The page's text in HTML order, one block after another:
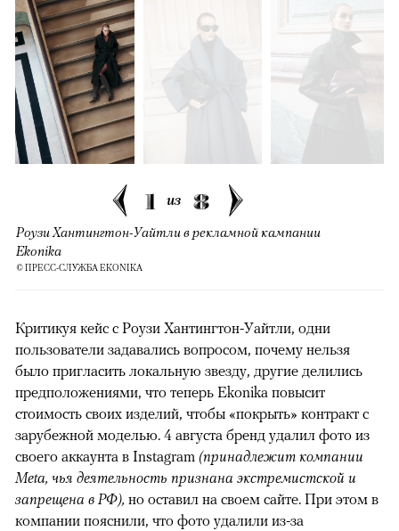
1 из 8
Роузи Хантингтон-Уайтли в рекламной кампании
Ekonika
© ПРЕСС-СЛУЖБА EKONIKA
Критикуя кейс с Роузи Хантингтон-Уайтли, одни
пользователи задавались вопросом, почему нельзя
было пригласить локальную звезду, другие делились
предположениями, что теперь Ekonika повысит
стоимость своих изделий, чтобы «покрыть» контракт с
зарубежной моделью. 4 августа бренд удалил фото из
своего аккаунта в Instagram (принадлежит компании
Meta, чья деятельность признана экстремистской и
запрещена в РФ), но оставил на своем сайте. При этом в
компании пояснили, что фото удалили из-за